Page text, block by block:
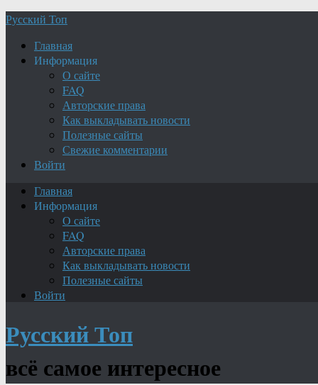
Русский Топ
Главная
Информация
О сайте
FAQ
Авторские права
Как выкладывать новости
Полезные сайты
Свежие комментарии
Войти
Главная
Информация
О сайте
FAQ
Авторские права
Как выкладывать новости
Полезные сайты
Войти
Русский Топ
всё самое интересное